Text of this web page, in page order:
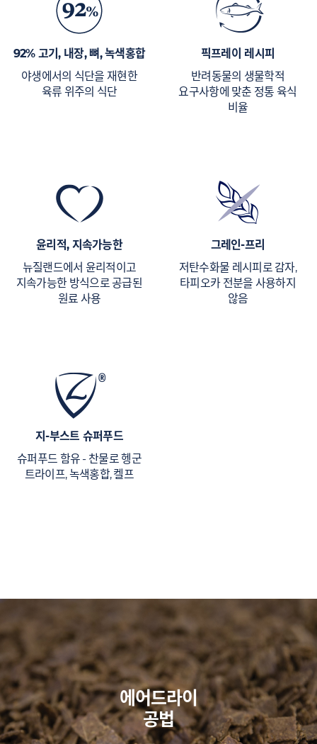
92% 고기, 내장, 뼈, 녹색홍합
야생에서의 식단을 재현한
육류 위주의 식단
픽프레이 레시피
반려동물의 생물학적
요구사항에 맞춘 정통 육식
비율
윤리적, 지속가능한
뉴질랜드에서 윤리적이고
지속가능한 방식으로 공급된
원료 사용
그레인-프리
저탄수화물 레시피로 감자,
타피오카 전분을 사용하지
않음
지-부스트 슈퍼푸드
슈퍼푸드 함유 - 찬물로 헹군
트라이프, 녹색홍합, 켈프
에어드라이
공법